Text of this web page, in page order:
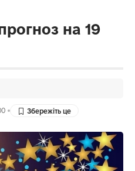
на 19